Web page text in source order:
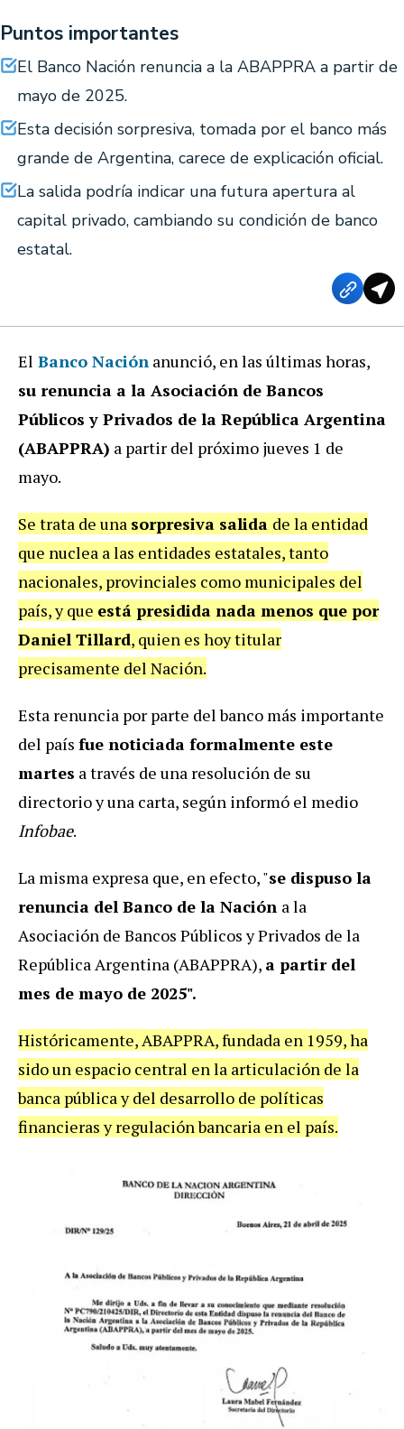
Puntos importantes
El Banco Nación renuncia a la ABAPPRA a partir de
mayo de 2025.
Esta decisión sorpresiva, tomada por el banco más
grande de Argentina, carece de explicación oficial.
La salida podría indicar una futura apertura al
capital privado, cambiando su condición de banco
estatal.
El Banco Nación anunció, en las últimas horas,
su renuncia a la Asociación de Bancos
Públicos y Privados de la República Argentina
(ABAPPRA) a partir del próximo jueves 1 de
mayo.
Se trata de una sorpresiva salida de la entidad
que nuclea a las entidades estatales, tanto
nacionales, provinciales como municipales del
país, y que está presidida nada menos que por
Daniel Tillard, quien es hoy titular
precisamente del Nación.
Esta renuncia por parte del banco más importante
del país fue noticiada formalmente este
martes a través de una resolución de su
directorio y una carta, según informó el medio
Infobae.
La misma expresa que, en efecto, "se dispuso la
renuncia del Banco de la Nación a la
Asociación de Bancos Públicos y Privados de la
República Argentina (ABAPPRA), a partir del
mes de mayo de 2025".
Históricamente, ABAPPRA, fundada en 1959, ha
sido un espacio central en la articulación de la
banca pública y del desarrollo de políticas
financieras y regulación bancaria en el país.